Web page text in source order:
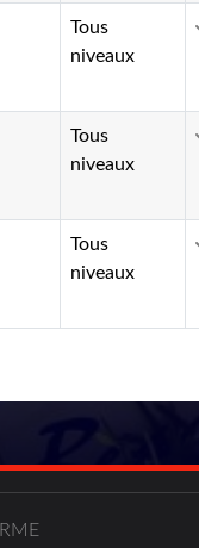
Tous
niveaux
Tous
niveaux
Tous
niveaux